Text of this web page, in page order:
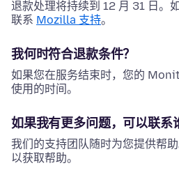
退款处理将持续到 12 月 31 日。
联系 Mozilla 支持。
我何时符合退款条件？
如果您在服务结束时，您的
使用的时间。
如果我有更多问题，可以联系
我们的支持团队随时为您提供帮
以获取帮助。